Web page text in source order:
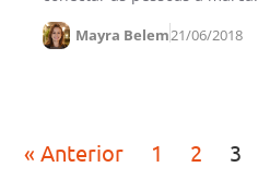
Mayra Belem21/06/2018
« Anterior 1 2 3